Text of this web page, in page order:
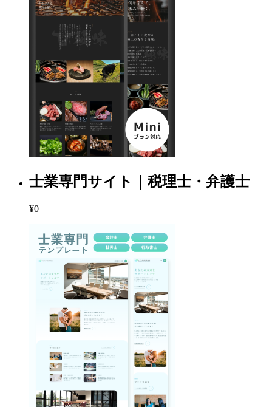
士業専門サイト｜税理士・弁護士
¥0